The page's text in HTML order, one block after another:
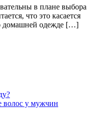
в плане выбора
что это касается
домашней одежде […]
волос у мужчин